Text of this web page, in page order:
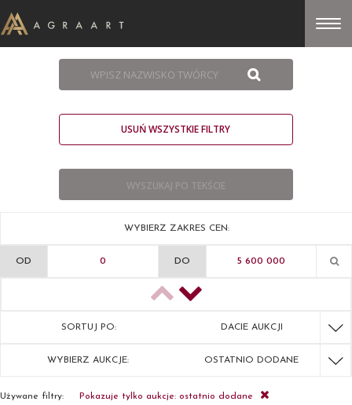
USUŃ WSZYSTKIE FILTRY
WYBIERZ ZAKRES CEN:
OD DO
SORTUJ PO: DACIE AUKCJI
WYBIERZ AUKCJE: OSTATNIO DODANE
Używane filtry: Pokazuje tylko aukcje: ostatnio dodane